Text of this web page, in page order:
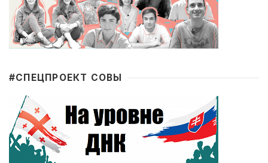
#CПЕЦПРОЕКТ СОВЫ